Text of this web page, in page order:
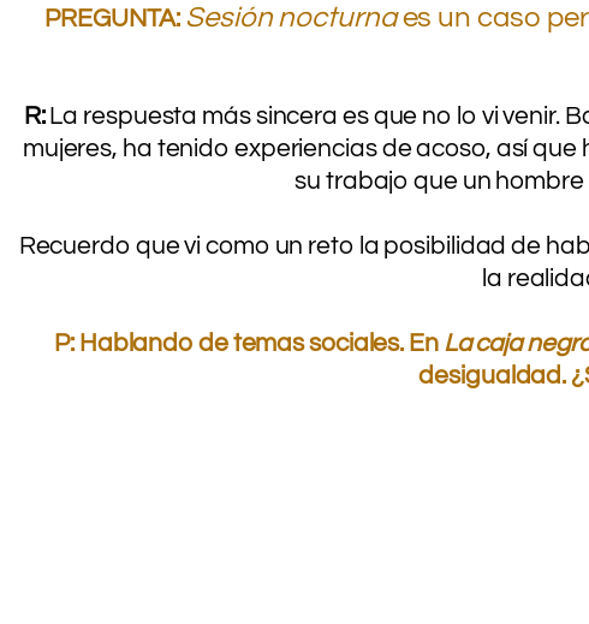
PREGUNTA: Sesión nocturnaes un caso
R:La respuesta más sincera es que no lo vi venir.
mujeres, ha tenido experiencias de acoso, así
su trabajo que un
Recuerdo que vi como un reto la posibilidad de
la
P: Hablando de temas sociales. En La caja
desigualdad.